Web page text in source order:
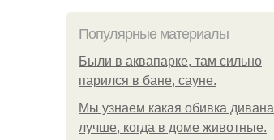
Популярные материалы
Были в аквапарке, там сильно
парился в бане, сауне.
Мы узнаем какая обивка дивана
лучше, когда в доме животные.